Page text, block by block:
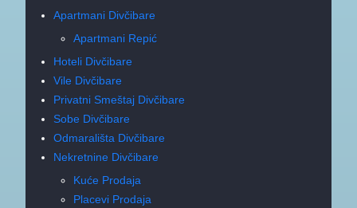
Apartmani Divčibare
Apartmani Repić
Hoteli Divčibare
Vile Divčibare
Privatni Smeštaj Divčibare
Sobe Divčibare
Odmarališta Divčibare
Nekretnine Divčibare
Kuće Prodaja
Placevi Prodaja